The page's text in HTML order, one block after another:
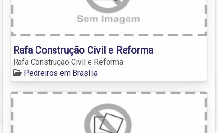
Rafa Construção Civil e Reforma
Rafa Construção Civil e Reforma
Pedreiros em Brasília